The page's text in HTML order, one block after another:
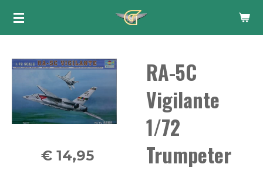
Ga
de
hoofdinhoud
RA-5C
Vigilante
1/72
Trumpeter
€ 14,95